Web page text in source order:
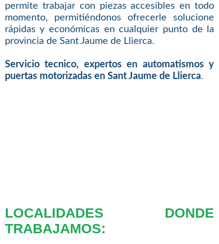
permite trabajar con piezas accesibles en todo
momento, permitiéndonos ofrecerle solucione
rápidas y económicas en cualquier punto de la
provincia de Sant Jaume de Llierca.
Servicio tecnico, expertos en automatismos y
puertas motorizadas en Sant Jaume de Llierca.
LOCALIDADES DONDE
TRABAJAMOS: